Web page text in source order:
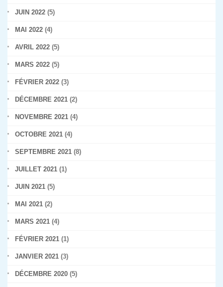
JUIN 2022 (5)
MAI 2022 (4)
AVRIL 2022 (5)
MARS 2022 (5)
FÉVRIER 2022 (3)
DÉCEMBRE 2021 (2)
NOVEMBRE 2021 (4)
OCTOBRE 2021 (4)
SEPTEMBRE 2021 (8)
JUILLET 2021 (1)
JUIN 2021 (5)
MAI 2021 (2)
MARS 2021 (4)
FÉVRIER 2021 (1)
JANVIER 2021 (3)
DÉCEMBRE 2020 (5)